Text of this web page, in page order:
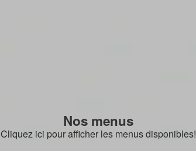
Nos menus
Cliquez ici pour afficher les menus disponibles!